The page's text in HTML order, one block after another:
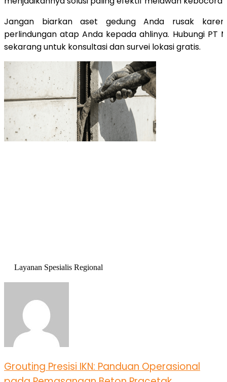
Jangan biarkan aset gedung Anda rusak
perlindungan atap Anda kepada ahlinya. Hubungi PT
sekarang untuk konsultasi dan survei lokasi gratis.
Layanan Spesialis Regional
Grouting Presisi IKN: Panduan Operasional